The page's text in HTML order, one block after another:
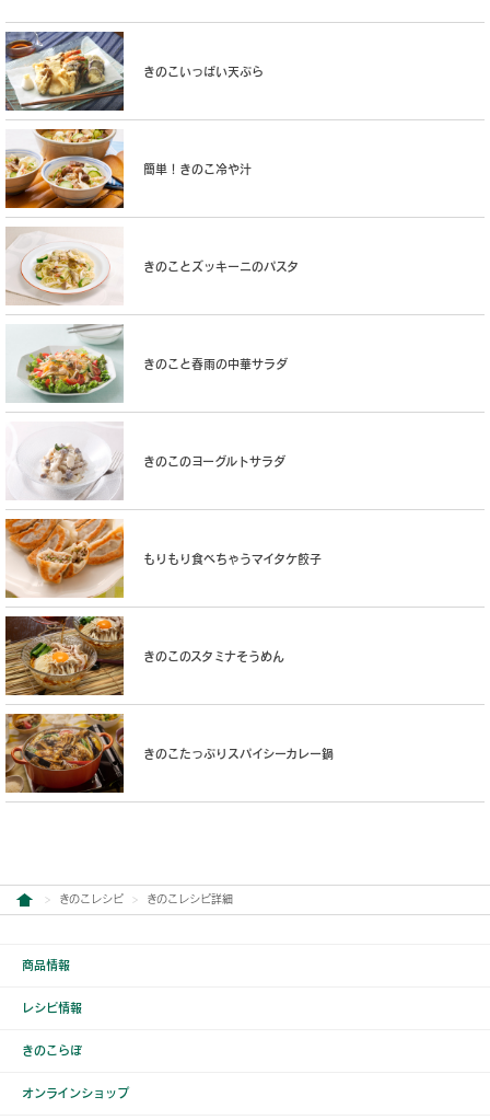
きのこいっぱい天ぷら
簡単！きのこ冷や汁
きのことズッキーニのパスタ
きのこと春雨の中華サラダ
きのこのヨーグルトサラダ
もりもり食べちゃうマイタケ餃子
きのこのスタミナそうめん
きのこたっぷりスパイシーカレー鍋
きのこレシピ きのこレシピ詳細
商品情報
レシピ情報
きのこらぼ
オンラインショップ